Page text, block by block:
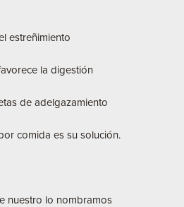
estreñimiento
la digestión
de adelgazamiento
comida es su solución.
nuestro lo nombramos